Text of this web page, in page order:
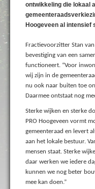
ontwikkeling die lokaal
Hoogeveen al intensief
Fractievoorzitter Stan
bevestiging van een
functioneert. “Voor
wij zijn in de
nu ook naar buiten toe
Daarmee ontstaat nog
Sterke wijken en sterke
PRO Hoogeveen vormt
gemeenteraad en levert
aan het lokale bestuur.
mensen staat. Sterke
daar werken we iedere
kunnen we nog beter
mee kan doen.”